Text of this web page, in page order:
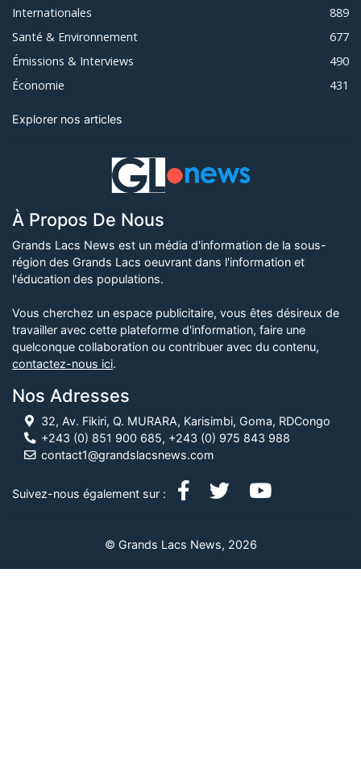
Internationales
889
Santé & Environnement
677
Émissions & Interviews
490
Économie
431
Explorer nos articles
À Propos De Nous
Grands Lacs News est un média d'information de la sous-
région des Grands Lacs oeuvrant dans l'information et
l'éducation des populations.
Vous cherchez un espace publicitaire, vous êtes désireux de
travailler avec cette plateforme d'information, faire une
quelconque collaboration ou contribuer avec du contenu,
contactez-nous ici.
Nos Adresses
32, Av. Fikiri, Q. MURARA, Karisimbi, Goma, RDCongo
+243 (0) 851 900 685, +243 (0) 975 843 988
contact1@grandslacsnews.com
Suivez-nous également sur :
© Grands Lacs News, 2026